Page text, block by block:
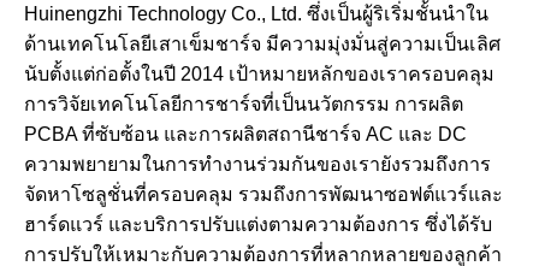
Huinengzhi Technology Co., Ltd. ซึ่งเป็นผู้ริเริ่มชั้นนำใน
ด้านเทคโนโลยีเสาเข็มชาร์จ มีความมุ่งมั่นสู่ความเป็นเลิศ
นับตั้งแต่ก่อตั้งในปี 2014 เป้าหมายหลักของเราครอบคลุม
การวิจัยเทคโนโลยีการชาร์จที่เป็นนวัตกรรม การผลิต
PCBA ที่ซับซ้อน และการผลิตสถานีชาร์จ AC และ DC
ความพยายามในการทำงานร่วมกันของเรายังรวมถึงการ
จัดหาโซลูชั่นที่ครอบคลุม รวมถึงการพัฒนาซอฟต์แวร์และ
ฮาร์ดแวร์ และบริการปรับแต่งตามความต้องการ ซึ่งได้รับ
การปรับให้เหมาะกับความต้องการที่หลากหลายของลูกค้า